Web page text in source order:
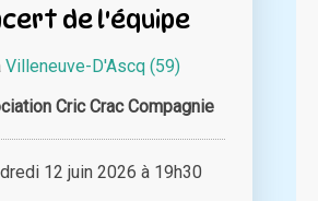
de l'équipe
Villeneuve-D'Ascq (59)
Cric Crac Compagnie
12 juin 2026 à 19h30